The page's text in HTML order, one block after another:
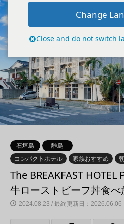
石垣島
離島
コンパクトホテル
家族おすすめ
The BREAKFAST HOTEL
牛ローストビーフ丼食べ
2024.08.23 / 最終更新日：2026.06.06
Change
Close and do not switch